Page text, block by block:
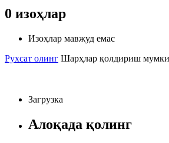
0 изоҳлар
Изоҳлар мавжуд емас
Рухсат олинг Шарҳлар қолдириш
Загрузка
Алоқада қолинг